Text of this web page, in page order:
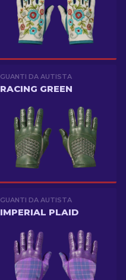
GUANTI DA AUTISTA
RACING GREEN
GUANTI DA AUTISTA
IMPERIAL PLAID